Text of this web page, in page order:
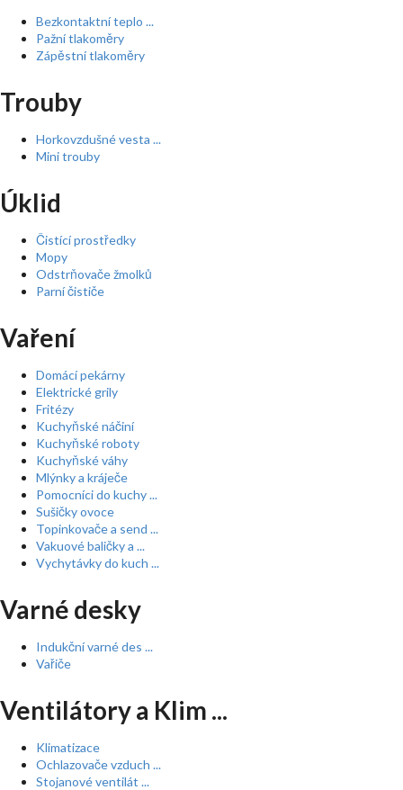
Bezkontaktní teplo ...
Pažní tlakoměry
Zápěstní tlakoměry
Trouby
Horkovzdušné vesta ...
Mini trouby
Úklid
Čistící prostředky
Mopy
Odstrňovače žmolků
Parní čističe
Vaření
Domácí pekárny
Elektrické grily
Fritézy
Kuchyňské náčiní
Kuchyňské roboty
Kuchyňské váhy
Mlýnky a kráječe
Pomocníci do kuchy ...
Sušičky ovoce
Topinkovače a send ...
Vakuové baličky a ...
Vychytávky do kuch ...
Varné desky
Indukční varné des ...
Vařiče
Ventilátory a Klim ...
Klimatizace
Ochlazovače vzduch ...
Stojanové ventilát ...